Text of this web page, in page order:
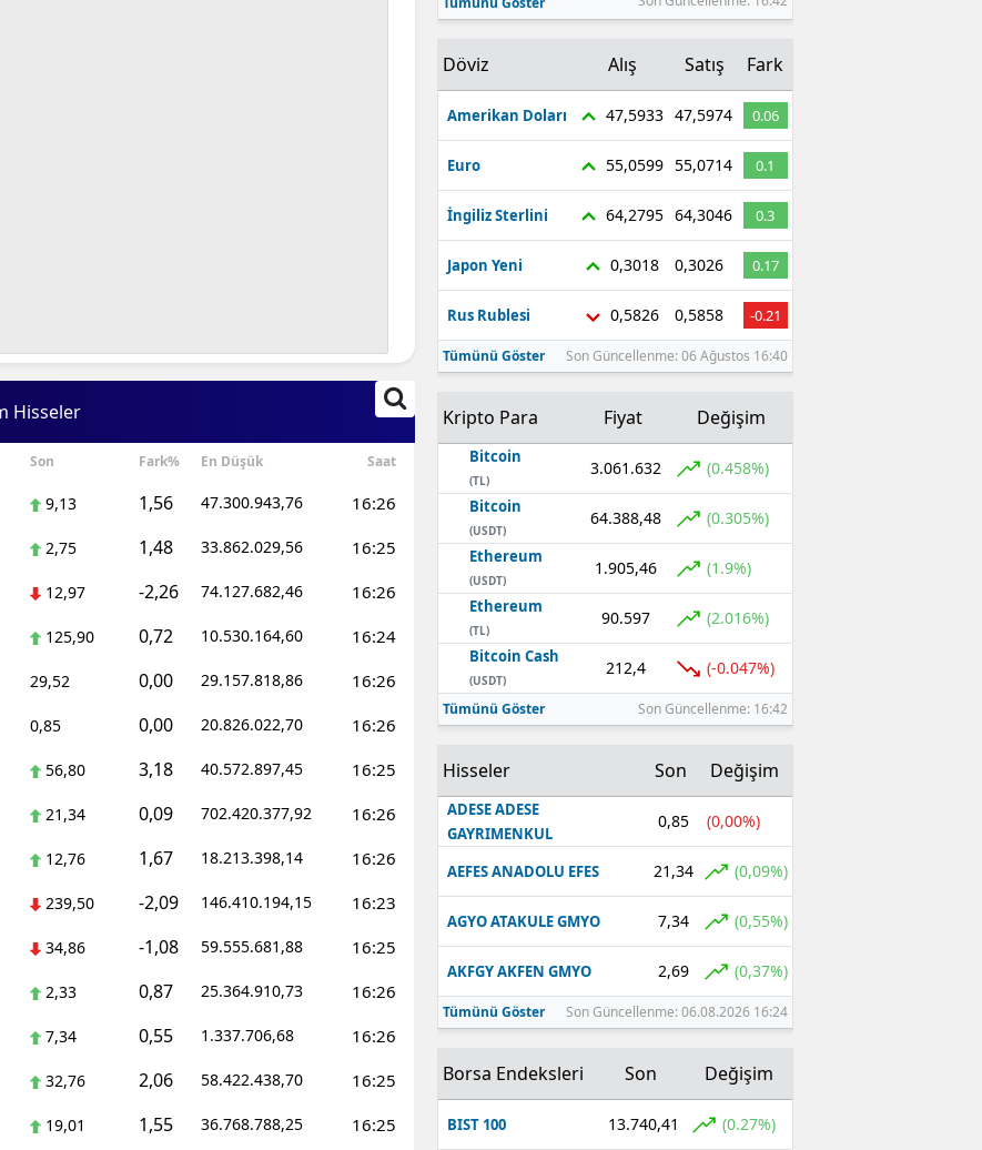
Çorum
Mersin
İstanbul
İzmir
Hisseler
Son Fark% En Düşük Saat
9,13 1,56 47.300.943,76 16:26
2,75 1,48 33.862.029,56 16:25
12,97 -2,26 74.127.682,46 16:26
125,90 0,72 10.530.164,60 16:24
29,52 0,00 29.157.818,86 16:26
0,85 0,00 20.826.022,70 16:26
56,80 3,18 40.572.897,45 16:25
21,34 0,09 702.420.377,92 16:26
12,76 1,67 18.213.398,14 16:26
239,50 -2,09 146.410.194,15 16:23
34,86 -1,08 59.555.681,88 16:25
2,33 0,87 25.364.910,73 16:26
7,34 0,55 1.337.706,68 16:26
32,76 2,06 58.422.438,70 16:25
19,01 1,55 36.768.788,25 16:25
Döviz Alış Satış Fark
Amerikan Doları 47,5933 47,5974 0.06
Euro 55,0599 55,0714 0.1
İngiliz Sterlini 64,2795 64,3046 0.3
Japon Yeni 0,3018 0,3026 0.17
Rus Rublesi 0,5826 0,5858 -0.21
Tümünü Göster Son Güncellenme: 06 Ağustos 16:40
Kripto Para Fiyat Değişim
Bitcoin
(TL)
3.061.632 (0.458%)
Bitcoin
(USDT)
64.388,48 (0.305%)
Ethereum
(USDT)
1.905,46 (1.9%)
Ethereum
(TL)
90.597 (2.016%)
Bitcoin Cash
(USDT)
212,4 (-0.047%)
Tümünü Göster Son Güncellenme: 16:42
Hisseler Son Değişim
ADESE ADESE
GAYRIMENKUL
0,85 (0,00%)
AEFES ANADOLU EFES 21,34 (0,09%)
AGYO ATAKULE GMYO 7,34 (0,55%)
AKFGY AKFEN GMYO 2,69 (0,37%)
Tümünü Göster Son Güncellenme: 06.08.2026 16:24
Borsa Endeksleri Son Değişim
BIST 100 13.740,41 (0.27%)